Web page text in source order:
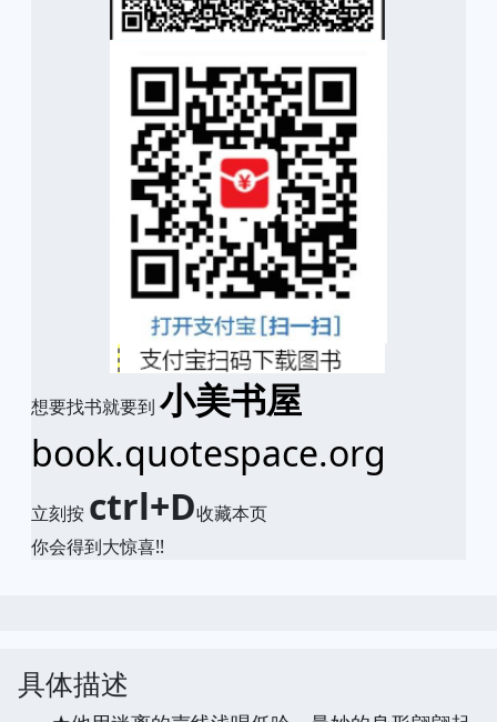
想要找书就要到 小美书屋
book.quotespace.org
立刻按 ctrl+D收藏本页
你会得到大惊喜!!
具体描述